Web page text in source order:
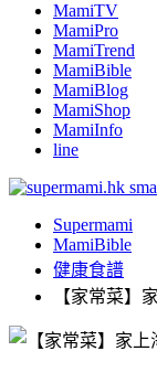
MamiTV
MamiPro
MamiTrend
MamiBible
MamiBlog
MamiShop
MamiInfo
line
Supermami
MamiBible
健康食譜
【家常菜】